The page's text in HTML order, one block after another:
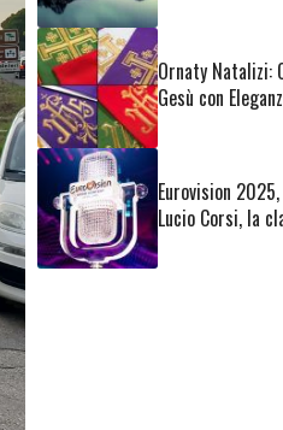
Ornaty Natalizi:
Gesù con
Eurovision
Lucio Corsi, la